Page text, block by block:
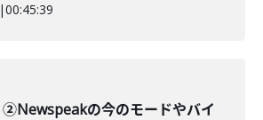
|00:45:39
②Newspeakの今のモードやバイ